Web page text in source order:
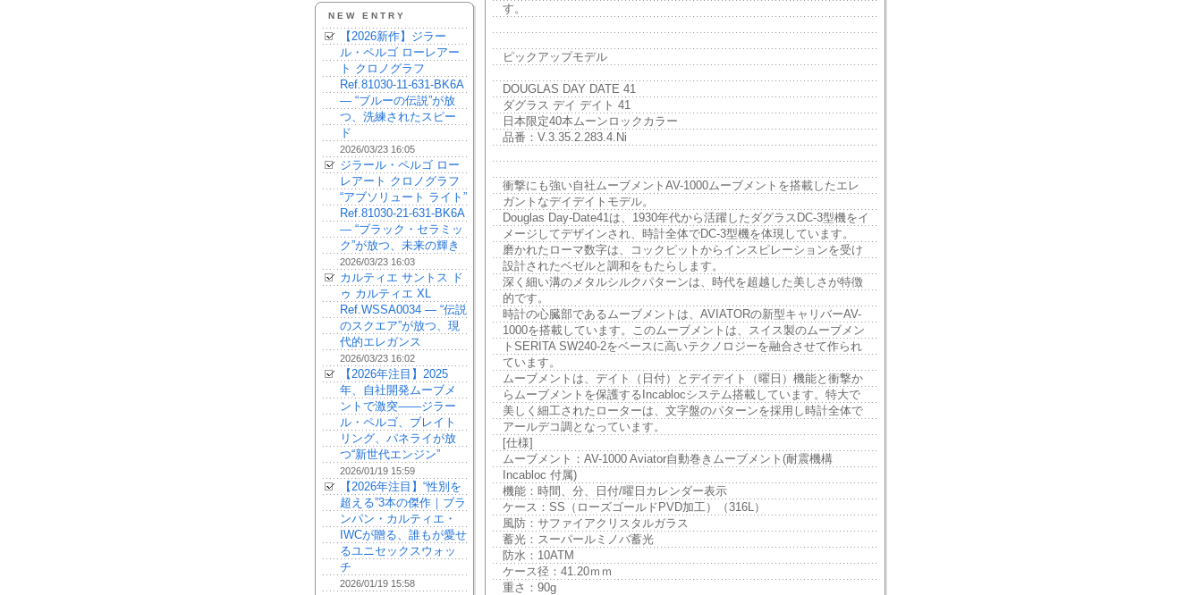
す。
ピックアップモデル
DOUGLAS DAY DATE 41
ダグラス デイ デイト 41
日本限定40本ムーンロックカラー
品番：V.3.35.2.283.4.Ni
衝撃にも強い自社ムーブメントAV-1000ムーブメントを搭載したエレ
ガントなデイデイトモデル。
Douglas Day-Date41は、1930年代から活躍したダグラスDC-3型機をイ
メージしてデザインされ、時計全体でDC-3型機を体現しています。
磨かれたローマ数字は、コックピットからインスピレーションを受け
設計されたベゼルと調和をもたらします。
深く細い溝のメタルシルクパターンは、時代を超越した美しさが特徴
的です。
時計の心臓部であるムーブメントは、AVIATORの新型キャリバーAV-
1000を搭載しています。このムーブメントは、スイス製のムーブメン
トSERITA SW240-2をベースに高いテクノロジーを融合させて作られ
ています。
ムーブメントは、デイト（日付）とデイデイト（曜日）機能と衝撃か
らムーブメントを保護するIncablocシステム搭載しています。特大で
美しく細工されたローターは、文字盤のパターンを採用し時計全体で
アールデコ調となっています。
[仕様]
ムーブメント：AV-1000 Aviator自動巻きムーブメント(耐震機構
Incabloc 付属)
機能：時間、分、日付/曜日カレンダー表示
ケース：SS（ローズゴールドPVD加工）（316L）
風防：サファイアクリスタルガラス
蓄光：スーパールミノバ蓄光
防水：10ATM
ケース径：41.20ｍｍ
重さ：90g
NEW ENTRY
【2026新作】ジラー
ル・ペルゴ ローレアー
ト クロノグラフ
Ref.81030-11-631-BK6A
— “ブルーの伝説”が放
つ、洗練されたスピー
ド
2026/03/23 16:05
ジラール・ペルゴ ロー
レアート クロノグラフ
“アブソリュート ライト”
Ref.81030-21-631-BK6A
— “ブラック・セラミッ
ク”が放つ、未来の輝き
2026/03/23 16:03
カルティエ サントス ド
ゥ カルティエ XL
Ref.WSSA0034 — “伝説
のスクエア”が放つ、現
代的エレガンス
2026/03/23 16:02
【2026年注目】2025
年、自社開発ムーブメ
ントで激突——ジラー
ル・ペルゴ、ブレイト
リング、パネライが放
つ“新世代エンジン”
2026/01/19 15:59
【2026年注目】“性別を
超える”3本の傑作｜ブラ
ンパン・カルティエ・
IWCが贈る、誰もが愛せ
るユニセックスウォッ
チ
2026/01/19 15:58